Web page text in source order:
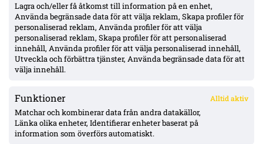
Lagra och/eller få åtkomst till information på en enhet,
Använda begränsade data för att välja reklam, Skapa profiler för
personaliserad reklam, Använda profiler för att välja
personaliserad reklam, Skapa profiler för att personaliserad
innehåll, Använda profiler för att välja personaliserad innehåll,
Utveckla och förbättra tjänster, Använda begränsade data för att
välja innehåll.
Funktioner Alltid aktiv
Matchar och kombinerar data från andra datakällor,
Länka olika enheter, Identifierar enheter baserat på
information som överförs automatiskt.
Koskela om förlusten: förlorade andrabollar, lämnade ytor framför
backlinjen
Toni Koskela var kritisk efter Kalmars bortaförlust på Gamla Ullevi.